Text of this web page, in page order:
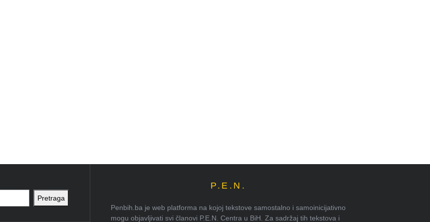
Pretraga
P.E.N.
Penbih.ba je web platforma na kojoj tekstove samostalno i samoinicijativno
mogu objavljivati svi članovi P.E.N. Centra u BiH. Za sadržaj tih tekstova i